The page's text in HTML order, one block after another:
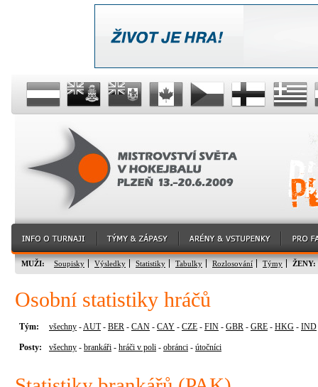
MUŽI: Soupisky Výsledky Statistiky Tabulky Rozlosování Týmy ŽENY:
Osobní statistiky hráčů
Tým: všechny -AUT- BER - CAN - CAY - CZE - FIN - GBR - GRE - HKG - IND
Posty: všechny - brankáři - hráči v poli - obránci - útočníci